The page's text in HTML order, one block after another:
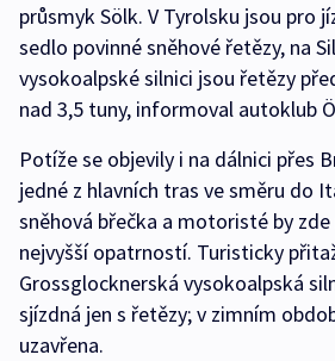
průsmyk Sölk. V Tyrolsku jsou pro
sedlo povinné sněhové řetězy, na
vysokoalpské silnici jsou řetězy
nad 3,5 tuny, informoval autoklub
Potíže se objevily i na dálnici přes
jedné z hlavních tras ve směru do
sněhová břečka a motoristé by
nejvyšší opatrností. Turisticky
Grossglocknerská vysokoalpská
sjízdná jen s řetězy; v zimním
uzavřena.